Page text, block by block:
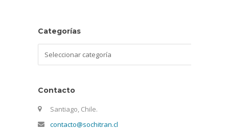
Categorías
Contacto
Santiago, Chile.
contacto@sochitran.cl